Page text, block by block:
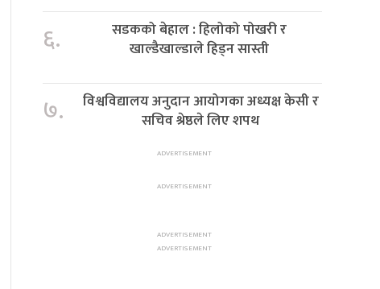
६.
सडकको बेहाल : हिलोको पोखरी र
खाल्डैखाल्डाले हिड्न सास्ती
७.
विश्वविद्यालय अनुदान आयोगका अध्यक्ष केसी र
सचिव श्रेष्ठले लिए शपथ